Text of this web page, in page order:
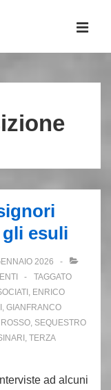
esuli
2026
TAGGATO
, ENRICO
, GIANFRANCO
ROSSO, SEQUESTRO
, TERZA
ad alcuni